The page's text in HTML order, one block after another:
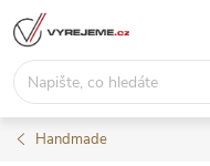
Přejít
na
obsah
Handmade